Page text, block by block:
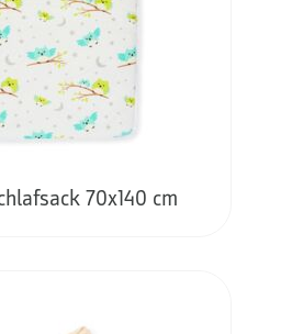
70x140 cm